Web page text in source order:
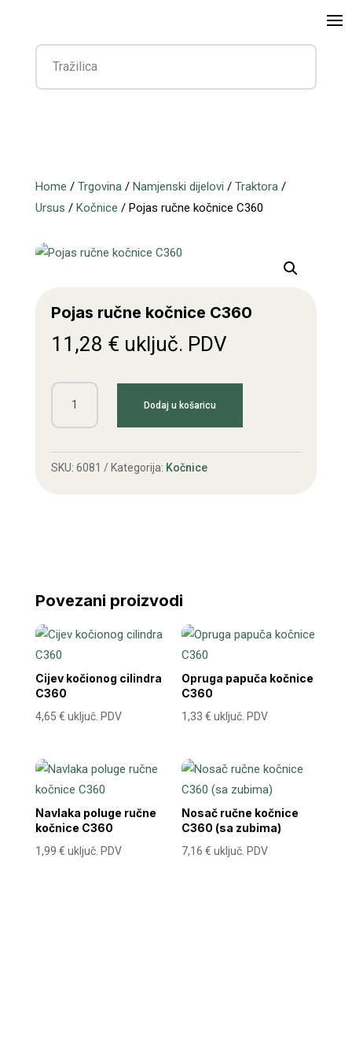
Home / Trgovina/ Namjenski dijelovi / Traktora/
Ursus / Kočnice / Pojas ručne kočnice C360
Pojas ručne kočnice C360
11,28 € uključ. PDV
Pojas
ručne
C360
količina
Dodaj u košaricu
SKU: 6081 Kategorija: Kočnice
Povezani proizvodi
Cijev kočionog cilindra
C360
4,65 € uključ. PDV
Opruga papuča kočnice
C360
1,33€ uključ. PDV
Navlaka poluge ručne
kočnice C360
1,99 € uključ. PDV
Nosač ručne kočnice
C360 (sa zubima)
7,16€ uključ. PDV